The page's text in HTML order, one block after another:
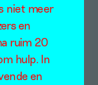
niet meer
en
ruim 20
hulp. In
en